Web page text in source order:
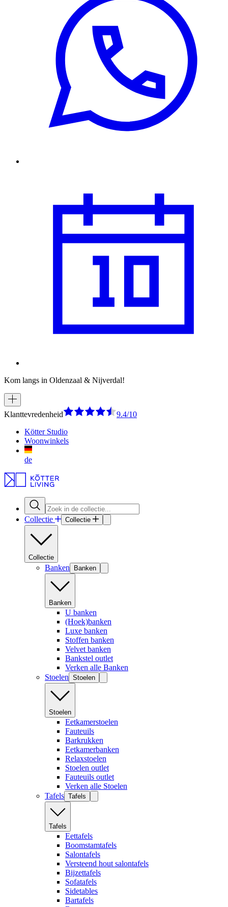
Kom langs in Oldenzaal & Nijverdal!
Klanttevredenheid
9.4/10
Kötter Studio
Woonwinkels
de
Collectie Collectie
Collectie
Banken Banken
Banken
U banken
(Hoek)banken
Luxe banken
Stoffen banken
Velvet banken
Bankstel outlet
Verken alle Banken
Stoelen Stoelen
Stoelen
Eetkamerstoelen
Fauteuils
Barkrukken
Eetkamerbanken
Relaxstoelen
Stoelen outlet
Fauteuils outlet
Verken alle Stoelen
Tafels Tafels
Tafels
Eettafels
Boomstamtafels
Salontafels
Versteend hout salontafels
Bijzettafels
Sofatafels
Sidetables
Bartafels